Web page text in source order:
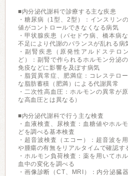
■内分泌代謝科で診療する主な疾患
・糖尿病（1型、2型）：インスリン
値がコントロールできなくなる病気
・甲状腺疾患（バセドウ病、橋本病
不足により代謝のバランスが乱れる病
・副腎疾患（原発性アルドステロ
ど）：副腎で作られるホルモン分泌
免疫などに影響を及ぼす病気
・脂質異常症、肥満症：コレステロ
な脂肪蓄積（肥満）による代謝異常
・二次性高血圧：ホルモンの異常が
な高血圧とは異なる）
■内分泌代謝科で行う主な検査
・血液検査、尿検査：血糖値やホル
どを調べる基本検査
・超音波検査（エコー）：超音波を
や腫瘍の有無をリアルタイムで確認す
・ホルモン負荷検査：薬を用いてホ
血中の変化を調べる
・画像診断（CT、MRI）：内分泌臓